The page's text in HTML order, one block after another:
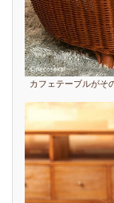
カフェテーブルがそ